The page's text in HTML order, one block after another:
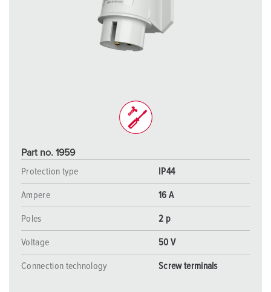
Part no. 1959
Protection type
IP44
Ampere 16 A
Poles 2 p
Voltage 50 V
Connection technology Screw terminals